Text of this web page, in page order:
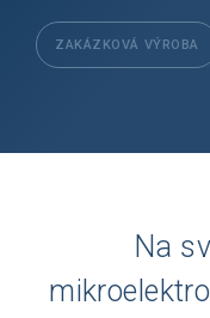
ZAKÁZKOVÁ VÝROBA
Na